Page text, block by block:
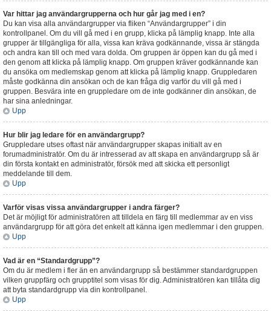
Var hittar jag användargrupperna och hur går jag med i en?
Du kan visa alla användargrupper via fliken “Användargrupper” i din
kontrollpanel. Om du vill gå med i en grupp, klicka på lämplig knapp. Inte alla
grupper är tillgängliga för alla, vissa kan kräva godkännande, vissa är stängda
och andra kan till och med vara dolda. Om gruppen är öppen kan du gå med i
den genom att klicka på lämplig knapp. Om gruppen kräver godkännande kan
du ansöka om medlemskap genom att klicka på lämplig knapp. Gruppledaren
måste godkänna din ansökan och de kan fråga dig varför du vill gå med i
gruppen. Besvära inte en gruppledare om de inte godkänner din ansökan, de
har sina anledningar.
Upp
Hur blir jag ledare för en användargrupp?
Gruppledare utses oftast när användargrupper skapas initialt av en
forumadministratör. Om du är intresserad av att skapa en användargrupp så är
din första kontakt en administratör, försök med att skicka ett personligt
meddelande till dem.
Upp
Varför visas vissa användargrupper i andra färger?
Det är möjligt för administratören att tilldela en färg till medlemmar av en viss
användargrupp för att göra det enkelt att känna igen medlemmar i den gruppen.
Upp
Vad är en “Standardgrupp”?
Om du är medlem i fler än en användargrupp så bestämmer standardgruppen
vilken gruppfärg och grupptitel som visas för dig. Administratören kan tillåta dig
att byta standardgrupp via din kontrollpanel.
Upp